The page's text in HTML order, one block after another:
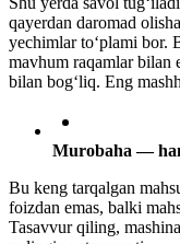
qayerdan daromad
yechimlar to‘plami bor.
mavhum raqamlar bilan
bilan bog‘liq. Eng
Murobaha —
Bu keng tarqalgan
foizdan emas, balki
Tasavvur qiling,